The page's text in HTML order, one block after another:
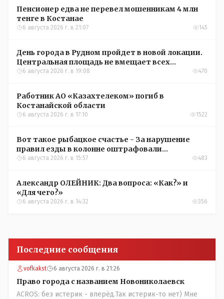
Пенсионер едва не перевел мошенникам 4 млн
тенге в Костанае
6 августа 2026 г. в 21:07 145
День города в Рудном пройдет в новой локации.
Центральная площадь не вмещает всех
желающих
6 августа 2026 г. в 19:08 470
Работник АО «Казахтелеком» погиб в
Костанайской области
6 августа 2026 г. в 17:10 1522
Вот такое рыбацкое счастье - За нарушение
правил езды в колонне оштрафовали
участников соревнований в Аркалыке
6 августа 2026 г. в 15:57 483
Александр ОЛЕЙНИК: Два вопроса: «Как?» и
«Для чего?»
6 августа 2026 г. в 14:32 356
Последние сообщения
vofkakst 6 августа 2026 г. в 21:26
Право города с названием Новониколаевск
ACROS: без истерик - вперёд.Так истерик-то нет) Мне